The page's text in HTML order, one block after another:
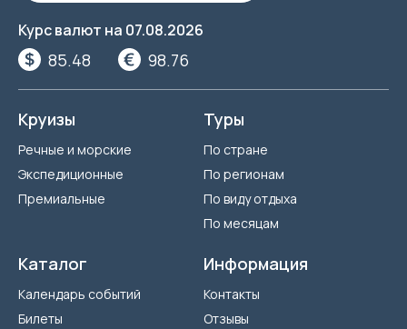
Курс валют на 07.08.2026
85.48 98.76
Круизы
Речные и морские
Экспедиционные
Премиальные
Туры
По стране
По регионам
По виду отдыха
По месяцам
Каталог
Календарь событий
Билеты
Информация
Контакты
Отзывы